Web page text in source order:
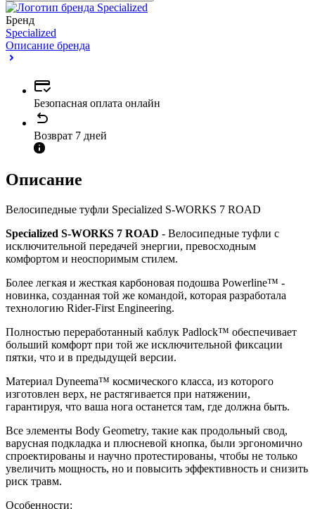
Бренд
Specialized
Описание бренда
Безопасная оплата онлайн
Возврат 7 дней
Описание
Велосипедные туфли Specialized S-WORKS 7 ROAD
Specialized S-WORKS 7 ROAD - Велосипедные туфли c
исключительной передачей энергии, превосходным
комфортом и неоспоримым стилем.
Более легкая и жесткая карбоновая подошва Powerline™ -
новинка, созданная той же командой, которая разработала
технологию Rider-First Engineering.
Полностью переработанный каблук Padlock™ обеспечивает
больший комфорт при той же исключительной фиксации
пятки, что и в предыдущей версии.
Материал Dyneema™ космического класса, из которого
изготовлен верх, не растягивается при натяжении,
гарантируя, что ваша нога останется там, где должна быть.
Все элементы Body Geometry, такие как продольный свод,
варусная подкладка и плюсневой кнопка, были эргономично
спроектированы и научно протестированы, чтобы не только
увеличить мощность, но и повысить эффективность и снизить
риск травм.
Особенности: